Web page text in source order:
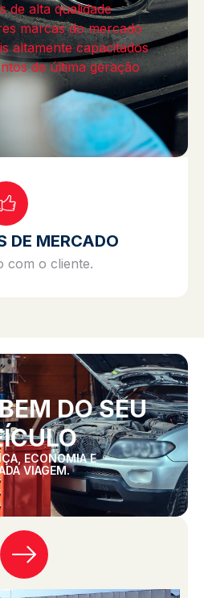
de alta qualidade
marcas do mercado
altamente capacitados
de última geração
DE MERCADO
com o cliente.
DO SEU
ECONOMIA E
VIAGEM.